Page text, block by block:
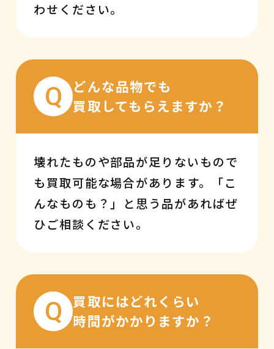
わせください。
Q
どんな品物でも
買取してもらえますか？
壊れたものや部品が足りないもので
も買取可能な場合があります。「こ
んなものも？」と思う品があればぜ
ひご相談ください。
Q
買取にはどれくらい
時間がかかりますか？